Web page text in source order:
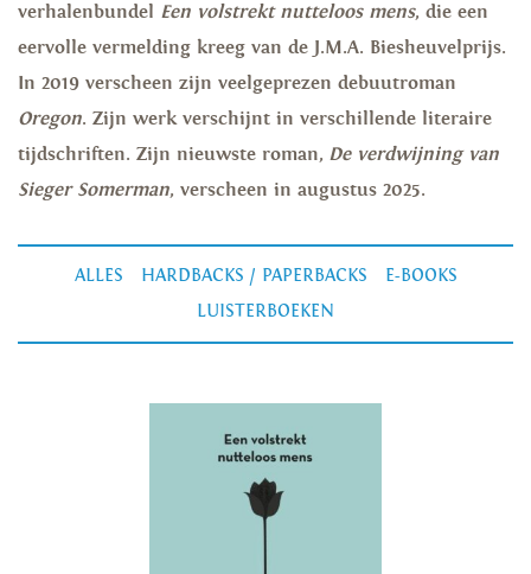
verhalenbundel Een volstrekt nutteloos mens, die een
eervolle vermelding kreeg van de J.M.A. Biesheuvelprijs.
In 2019 verscheen zijn veelgeprezen debuutroman
Oregon. Zijn werk verschijnt in verschillende literaire
tijdschriften. Zijn nieuwste roman, De verdwijning van
Sieger Somerman, verscheen in augustus 2025.
ALLES HARDBACKS / PAPERBACKS
E-BOOKS
LUISTERBOEKEN